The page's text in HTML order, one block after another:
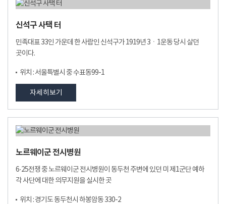
신석구 사택 터
민족대표 33인 가운데 한 사람인 신석구가 1919년 3ㆍ1운동 당시 살던
곳이다.
위치 : 서울특별시 중 수표동99-1
자세히보기
노르웨이군 전시병원
6·25전쟁 중 노르웨이군 전시병원이 동두천 주변에 있던 미 제1군단 예하
각 사단에 대한 의무지원을 실시한 곳
위치 : 경기도 동두천시 하봉암동 330-2